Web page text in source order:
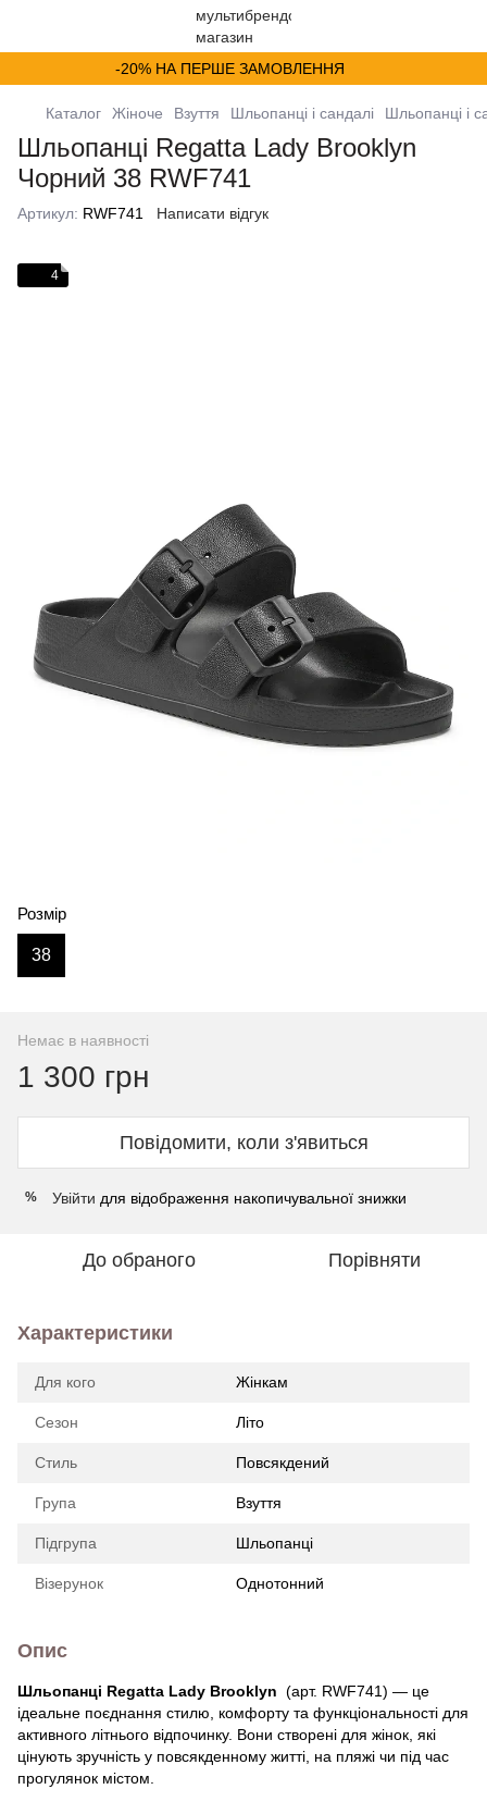
-20% НА ПЕРШЕ ЗАМОВЛЕННЯ
Каталог Жіноче Взуття Шльопанці і сандалі Шльопанці і
Шльопанці Regatta Lady Brooklyn
Чорний 38 RWF741
Артикул: RWF741 Написати відгук
4
Розмір
38
Немає в наявності
1 300 грн
Повідомити, коли з'явиться
% Увійти для відображення накопичувальної знижки
До обраного Порівняти
Характеристики
Для кого Жінкам
Сезон Літо
Стиль Повсякдений
Група Взуття
Підгрупа Шльопанці
Візерунок Однотонний
Опис
Шльопанці Regatta Lady Brooklyn (арт. RWF741) — це
ідеальне поєднання стилю, комфорту та функціональності для
активного літнього відпочинку. Вони створені для жінок, які
цінують зручність у повсякденному житті, на пляжі чи під час
прогулянок містом.